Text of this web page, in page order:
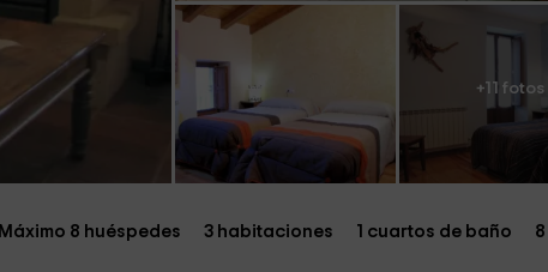
+11 fotos
Máximo 8 huéspedes 3 habitaciones 1 cuartos de baño